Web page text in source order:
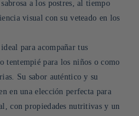
a los postres, al tiempo
visual con su veteado en los
para acompañar tus
tentempié para los niños o como
Su sabor auténtico y su
en una elección perfecta para
con propiedades nutritivas y un